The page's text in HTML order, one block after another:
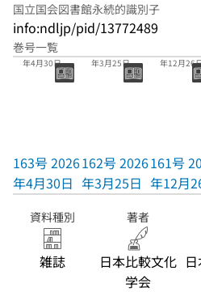
国立国会図書館永続的識別子
info:ndljp/pid/13772489
巻号一覧
163号 2026
年4月30日
163号 2026
年4月30日
年3月25日
162号 2026
年3月25日
年12月26
161号
年12月
資料種別
雑誌
著者
日本比較文化
学会